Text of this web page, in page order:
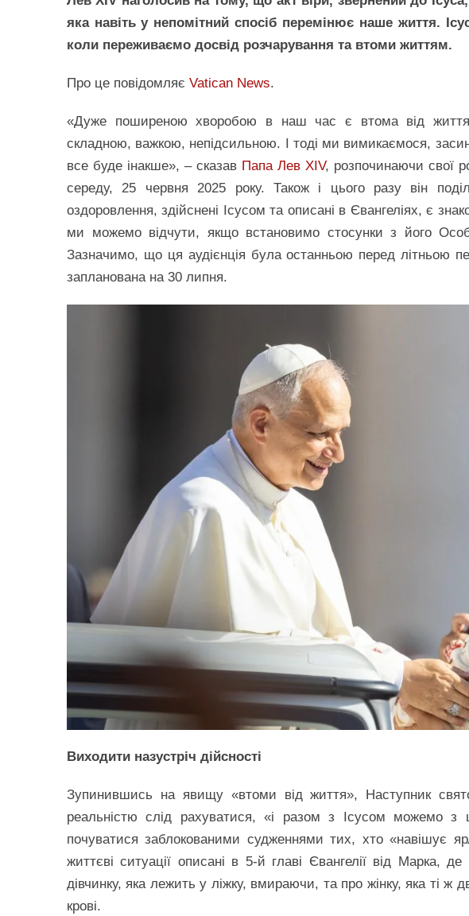
яка навіть у непомітний спосіб перемінює наше життя.
коли переживаємо досвід розчарування та втоми життям.
Про це повідомляє Vatican News.
«Дуже поширеною хворобою в наш час є втома від життя:
складною, важкою, непідсильною. І тоді ми вимикаємося,
все буде інакше», – сказав Папа Лев XIV, розпочинаючи свої
середу, 25 червня 2025 року. Також і цього разу він
оздоровлення, здійснені Ісусом та описані в Євангеліях, є
ми можемо відчути, якщо встановимо стосунки з його
Зазначимо, що ця аудієнція була останньою перед літньою
запланована на 30 липня.
Виходити назустріч дійсності
Зупинившись на явищу «втоми від життя», Наступник
реальністю слід рахуватися, «і разом з Ісусом можемо
почуватися заблокованими судженнями тих, хто «навішує
життєві ситуації описані в 5-й главі Євангелії від Марка,
дівчинку, яка лежить у ліжку, вмираючи, та про жінку, яка ті ж
крові.